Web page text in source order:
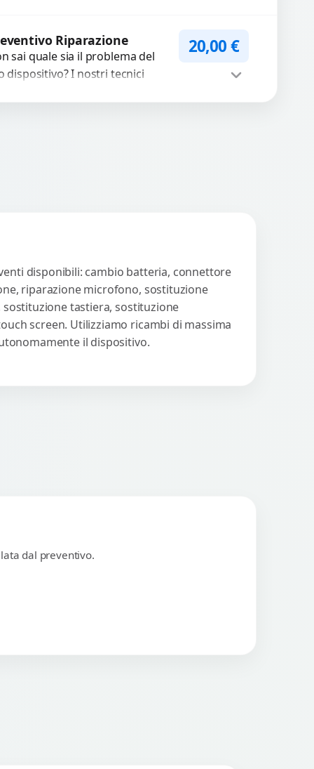
Riparazione
sai quale sia il problema del
dispositivo? I nostri tecnici
20,00€
disponibili: cambio batteria, connettore
riparazione microfono, sostituzione
tastiera, sostituzione
screen. Utilizziamo ricambi di massima
il dispositivo.
dal preventivo.